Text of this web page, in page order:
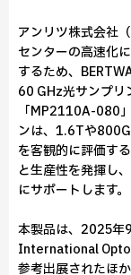
アンリツ株式会社
センターの高速化
するため、
60 GHz光サンプリ
「MP2110A-080
ンは、1.6Tや
を客観的に評価す
と生産性を発揮し
にサポートします。
本製品は、2025年
International
参考出展されたほ